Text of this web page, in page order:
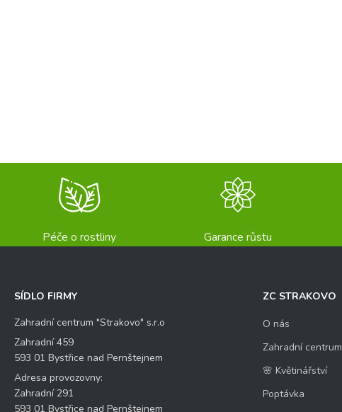
Péče o rostliny Garance růstu
SÍDLO FIRMY
Zahradní centrum "Strakovo" s.r.o
Zahradní 459
593 01 Bystřice nad Pernštejnem
Adresa provozovny:
Zahradní 291
593 01 Bystřice nad Pernštejnem
ZC STRAKOVO
O nás
Zahradní centrum
🌸 Květinářství
Poptávka